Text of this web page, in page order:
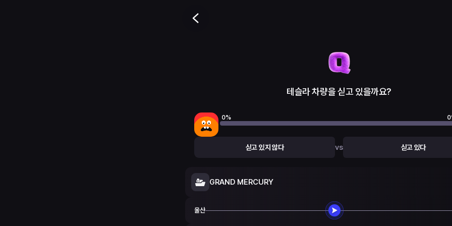
테슬라 차량을 싣고 있을까요?
0% 0
싣고 있지 않다 vs 싣고 있다
GRAND MERCURY
울산